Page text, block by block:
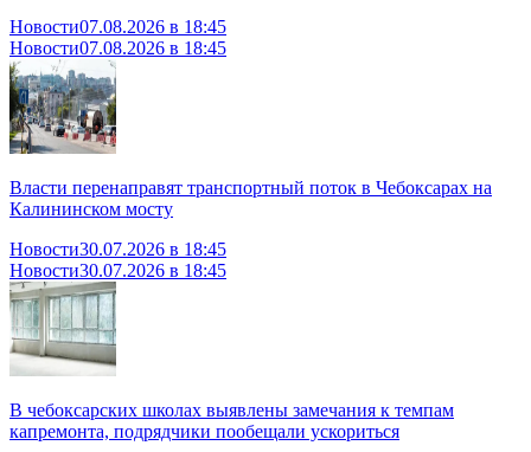
Новости07.08.2026 в 18:45
Новости07.08.2026 в 18:45
Власти перенаправят транспортный поток в Чебоксарах на
Калининском мосту
Новости30.07.2026 в 18:45
Новости30.07.2026 в 18:45
В чебоксарских школах выявлены замечания к темпам
капремонта, подрядчики пообещали ускориться